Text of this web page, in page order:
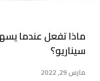
ماذا تفعل عندما
سيناريو؟
مارس 29, 2022